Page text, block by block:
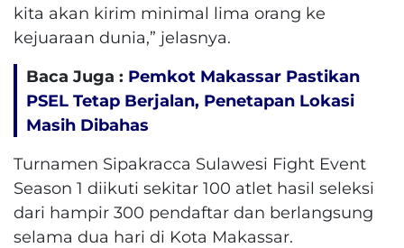
kita akan kirim minimal lima orang ke
kejuaraan dunia,” jelasnya.
Baca Juga : Pemkot Makassar Pastikan
PSEL Tetap Berjalan, Penetapan Lokasi
Masih Dibahas
Turnamen Sipakracca Sulawesi Fight Event
Season 1 diikuti sekitar 100 atlet hasil seleksi
dari hampir 300 pendaftar dan berlangsung
selama dua hari di Kota Makassar.